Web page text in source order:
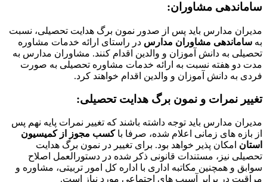
ساماندهی مشاوران:
مدیران مدارس باید پس از صدور نمون برگ هدایت تحصیلی، نسبت
به ساماندهی مشاوران مدارس در راستای ارائه خدمات مشاوره
تحصیلی به دانش آموزان و والدین اقدام کنند. مشاوران مدارس به
مدت دو هفته نسبت به ارائه خدمات مشاوره تحصیلی به صورت
فردی به دانش آموزان و والدین اقدام خواهند کرد.
تغییر نمرات و نمون برگ هدایت تحصیلی:
مدیران مدارس باید توجه داشته باشند که تغییر نمرات پایه نهم پس
از بازه های زمانی اعلام شده، صرفا باکسب مجوز از کمیسیون
استان امکان پذیر خواهد بود. برای تغییر در نمون برگ هدایت
تحصیلی نیز، مستندات قانونی ذکر شده در دستورالعمل اصلاح
سوابق و همچنین مکاتبه اداری با اداره کل امور تربیتی، مشاوره و
مراقبت در برابر آسیب های اجتماعی مورد نیاز است.